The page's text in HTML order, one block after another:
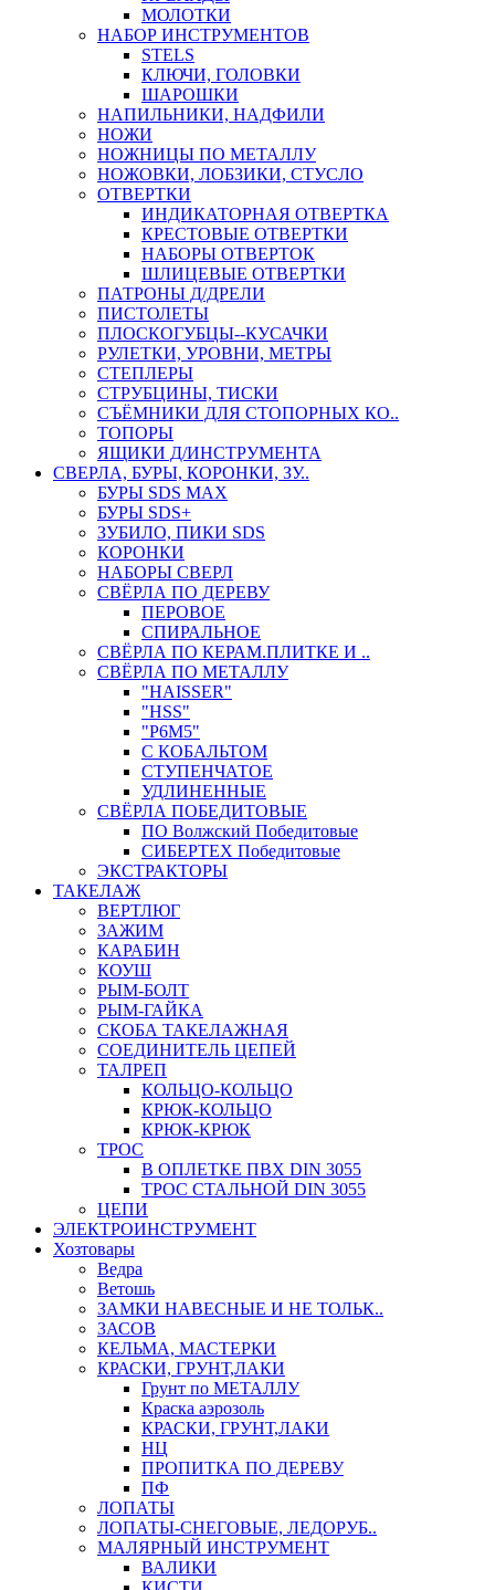
МОЛОТКИ
НАБОР ИНСТРУМЕНТОВ
STELS
КЛЮЧИ, ГОЛОВКИ
ШАРОШКИ
НАПИЛЬНИКИ, НАДФИЛИ
НОЖИ
НОЖНИЦЫ ПО МЕТАЛЛУ
НОЖОВКИ, ЛОБЗИКИ, СТУСЛО
ОТВЕРТКИ
ИНДИКАТОРНАЯ ОТВЕРТКА
КРЕСТОВЫЕ ОТВЕРТКИ
НАБОРЫ ОТВЕРТОК
ШЛИЦЕВЫЕ ОТВЕРТКИ
ПАТРОНЫ Д/ДРЕЛИ
ПИСТОЛЕТЫ
ПЛОСКОГУБЦЫ--КУСАЧКИ
РУЛЕТКИ, УРОВНИ, МЕТРЫ
СТЕПЛЕРЫ
СТРУБЦИНЫ, ТИСКИ
СЪЁМНИКИ ДЛЯ СТОПОРНЫХ КО..
ТОПОРЫ
ЯЩИКИ Д/ИНСТРУМЕНТА
СВЕРЛА, БУРЫ, КОРОНКИ, ЗУ..
БУРЫ SDS MAX
БУРЫ SDS+
ЗУБИЛО, ПИКИ SDS
КОРОНКИ
НАБОРЫ СВЕРЛ
СВЁРЛА ПО ДЕРЕВУ
ПЕРОВОЕ
СПИРАЛЬНОЕ
СВЁРЛА ПО КЕРАМ.ПЛИТКЕ И ..
СВЁРЛА ПО МЕТАЛЛУ
"HAISSER"
"HSS"
"Р6М5"
С КОБАЛЬТОМ
СТУПЕНЧАТОЕ
УДЛИНЕННЫЕ
СВЁРЛА ПОБЕДИТОВЫЕ
ПО Волжский Победитовые
СИБЕРТЕХ Победитовые
ЭКСТРАКТОРЫ
ТАКЕЛАЖ
ВЕРТЛЮГ
ЗАЖИМ
КАРАБИН
КОУШ
РЫМ-БОЛТ
РЫМ-ГАЙКА
СКОБА ТАКЕЛАЖНАЯ
СОЕДИНИТЕЛЬ ЦЕПЕЙ
ТАЛРЕП
КОЛЬЦО-КОЛЬЦО
КРЮК-КОЛЬЦО
КРЮК-КРЮК
ТРОС
В ОПЛЕТКЕ ПВХ DIN 3055
ТРОС СТАЛЬНОЙ DIN 3055
ЦЕПИ
ЭЛЕКТРОИНСТРУМЕНТ
Хозтовары
Ведра
Ветошь
ЗАМКИ НАВЕСНЫЕ И НЕ ТОЛЬК..
ЗАСОВ
КЕЛЬМА, МАСТЕРКИ
КРАСКИ, ГРУНТ,ЛАКИ
Грунт по МЕТАЛЛУ
Краска аэрозоль
КРАСКИ, ГРУНТ,ЛАКИ
НЦ
ПРОПИТКА ПО ДЕРЕВУ
ПФ
ЛОПАТЫ
ЛОПАТЫ-СНЕГОВЫЕ, ЛЕДОРУБ..
МАЛЯРНЫЙ ИНСТРУМЕНТ
ВАЛИКИ